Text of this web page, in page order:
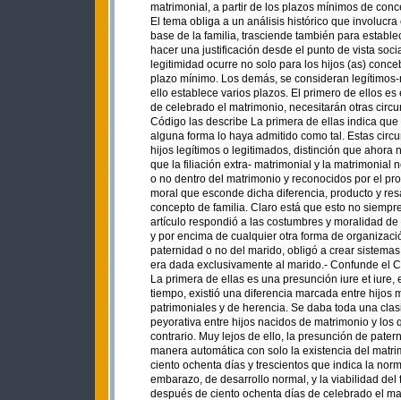
matrimonial, a partir de los plazos mínimos de
El tema obliga a un análisis histórico que
base de la familia, trasciende también para
hacer una justificación desde el punto de vista
legitimidad ocurre no solo para los hijos (as)
plazo mínimo. Los demás, se consideran
ello establece varios plazos. El primero de ellos
de celebrado el matrimonio, necesitarán otras
Código las describe La primera de ellas indica
alguna forma lo haya admitido como tal. Estas
hijos legítimos o legitimados, distinción que ahora
que la filiación extra- matrimonial y la matrimonial
o no dentro del matrimonio y reconocidos por el
moral que esconde dicha diferencia, producto y
concepto de familia. Claro está que esto no
artículo respondió a las costumbres y moralidad
y por encima de cualquier otra forma de
paternidad o no del marido, obligó a crear
era dada exclusivamente al marido.- Confunde el
La primera de ellas es una presunción iure et
tiempo, existió una diferencia marcada entre hijos
patrimoniales y de herencia. Se daba toda una
peyorativa entre hijos nacidos de matrimonio y
contrario. Muy lejos de ello, la presunción de
manera automática con solo la existencia del
ciento ochenta días y trescientos que indica la
embarazo, de desarrollo normal, y la viabilidad
después de ciento ochenta días de celebrado el